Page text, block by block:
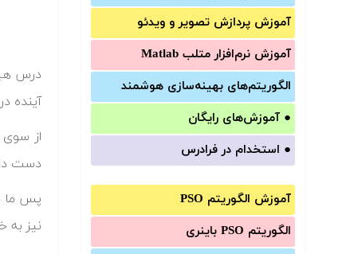
آموزش‌ پردازش تصویر و ویدئو
آموزش‌ نرم‌افزار متلب Matlab
الگوریتم‌های بهینه‌سازی هوشمند
● آموزش‌های رایگان
● استخدام در فرادرس
آموزش الگوریتم PSO
الگوریتم PSO باینری
درس
آینده
از سوی
دست
پس ما
نیز به